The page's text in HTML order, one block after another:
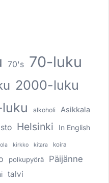
70's 70-luku
2000-luku
alkoholi Asikkala
Helsinki In English
kirkko kitara koira
polkupyörä Päijänne
talvi